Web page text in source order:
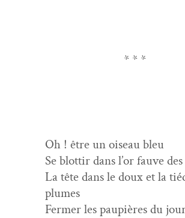
* * *
Oh ! être un oiseau bleu
Se blot­tir dans l’or fauve
La tête dans le doux et la
plumes
Fer­mer les paupières du